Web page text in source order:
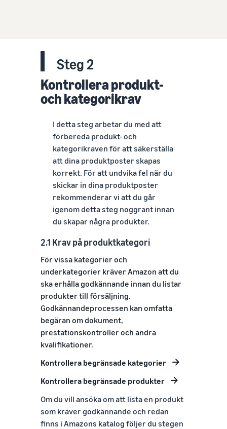
Steg 2
Kontrollera produkt-
och kategorikrav
I detta steg arbetar du med att
förbereda produkt- och
kategorikraven för att säkerställa
att dina produktposter skapas
korrekt. För att undvika fel när du
skickar in dina produktposter
rekommenderar vi att du går
igenom detta steg noggrant innan
du skapar några produkter.
2.1 Krav på produktkategori
För vissa kategorier och
underkategorier kräver Amazon att du
ska erhålla godkännande innan du listar
produkter till försäljning.
Godkännandeprocessen kan omfatta
begäran om dokument,
prestationskontroller och andra
kvalifikationer.
Kontrollera begränsade kategorier
Kontrollera begränsade produkter
Om du vill ansöka om att lista en produkt
som kräver godkännande och redan
finns i Amazons katalog följer du stegen